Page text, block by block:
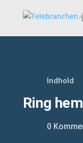
Indhold
Ring
0